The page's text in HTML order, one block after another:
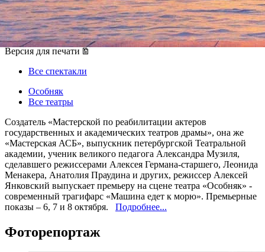
морю»
06 октября 2016, четверг-08 октября 2016, суббота
Версия для печати
Все спектакли
Особняк
Все театры
Создатель «Мастерской по реабилитации актеров
государственных и академических театров драмы», она же
«Мастерская АСБ», выпускник петербургской Театральной
академии, ученик великого педагога Александра Музиля,
сделавшего режиссерами Алексея Германа-старшего, Леонида
Менакера, Анатолия Праудина и других, режиссер Алексей
Янковский выпускает премьеру на сцене театра «Особняк» -
современный трагифарс «Машина едет к морю». Премьерные
показы – 6, 7 и 8 октября. Подробнее...
Фоторепортаж